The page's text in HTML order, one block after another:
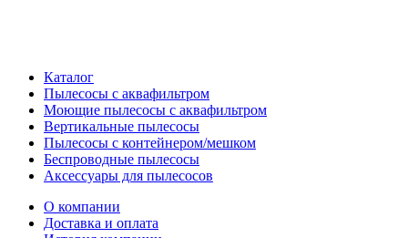
Каталог
Пылесосы с аквафильтром
Моющие пылесосы с аквафильтром
Вертикальные пылесосы
Пылесосы с контейнером/мешком
Беспроводные пылесосы
Аксессуары для пылесосов
О компании
Доставка и оплата